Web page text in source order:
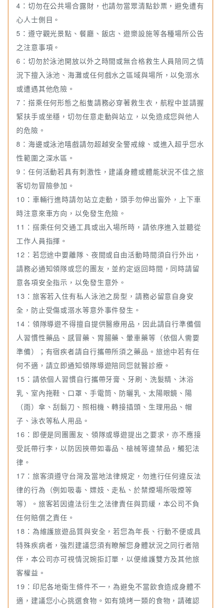
4：切勿在公共場合露財，也請勿當眾清點鈔票，避免遭有
心人士側目。
5：遵守觀光景點、餐廳、飯店、遊樂設施等各種場所公告
之注意事項。
6：切勿於泳池開放以外之時間或無合格救生人員陪同之情
況下擅入泳池、海灘或任何戲水之區域與場所，以免溺水
或遭遇其他危險。
7：搭乘任何形態之船隻請務必穿著救生衣，航程中並請握
緊扶手或坐穩，切勿任意走動與站立，以免造成您與他人
的危險。
8：海邊或泳池嘻戲請勿超越安全警戒線、或進入超乎您水
性範圍之深水區。
9：任何活動若具有刺激性，建議身體或體能狀況不佳之旅
客切勿冒險參加。
10：車輛行進時請勿站立走動，頭手勿伸出窗外，上下車
時注意來車方向，以免發生危險。
11：搭乘任何交通工具或出入場所時，請依序進入並聽從
工作人員指揮。
12：若您途中要離隊、夜間或自由活動時間須自行外出，
請務必通知領隊或您的團友，並約定返回時間，同時請留
意各項安全指示，以免發生意外。
13：旅客若入住有私人泳池之房型，請務必留意自身安
全，防止受傷或溺水等意外事件發生。
14：領隊導遊不得擅自提供醫療用品，因此請自行準備個
人習慣性藥品、感冒藥、胃腸藥、暈車藥等（依個人需要
準備）；有宿疾者請自行攜帶所須之藥品。旅途中若有任
何不適，請立即通知領隊導遊陪同您就醫診療。
15：請依個人習慣自行攜帶牙膏、牙刷、洗髮精、沐浴
乳、室內拖鞋、口罩、手電筒、防曬乳、太陽眼鏡、陽
（雨）傘、刮鬍刀、照相機、轉接插頭、生理用品、帽
子、泳衣等私人用品。
16：即便是同團團友、領隊或導遊提出之要求，亦不應接
受託帶行李，以防因挾帶如毒品、槍械等違禁品，觸犯法
律。
17：旅客須遵守台灣及當地法律規定，勿進行任何違反法
律的行為（例如吸毒、嫖妓、走私、於禁煙場所吸煙等
等）。旅客若因違法衍生之法律責任與罰緩，本公司不負
任何賠償之責任。
18：為維護旅遊品質與安全，若您為年長、行動不便或具
特殊疾病者，強烈建議您須有瞭解您身體狀況之同行者陪
伴，本公司亦可視情況婉拒訂單，以便維護雙方及其他旅
客權益。
19：印尼各地衛生條件不一，為避免不當飲食造成身體不
適，建議您小心挑選食物。如有燒烤一類的食物，請確認